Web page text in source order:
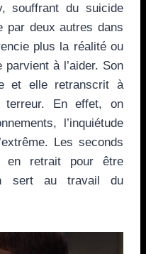
souffrant du suicide
par deux autres dans
plus la réalité ou
à l’aider. Son
et elle retranscrit à
terreur. En effet, on
l’inquiétude
Les seconds
en retrait pour être
sert au travail du